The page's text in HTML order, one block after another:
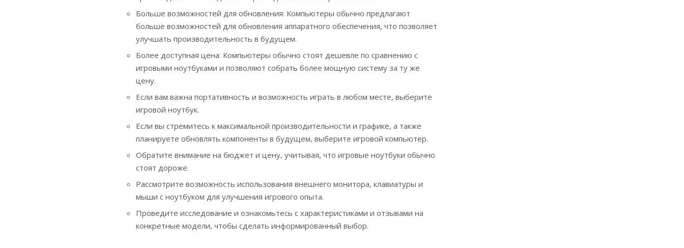
Больше возможностей для обновления: Компьютеры обычно предлагают
больше возможностей для обновления аппаратного обеспечения, что позволяет
улучшать производительность в будущем.
Более доступная цена: Компьютеры обычно стоят дешевле по сравнению с
игровыми ноутбуками и позволяют собрать более мощную систему за ту же
цену.
Если вам важна портативность и возможность играть в любом месте, выберите
игровой ноутбук.
Если вы стремитесь к максимальной производительности и графике, а также
планируете обновлять компоненты в будущем, выберите игровой компьютер.
Обратите внимание на бюджет и цену, учитывая, что игровые ноутбуки обычно
стоят дороже.
Рассмотрите возможность использования внешнего монитора, клавиатуры и
мыши с ноутбуком для улучшения игрового опыта.
Проведите исследование и ознакомьтесь с характеристиками и отзывами на
конкретные модели, чтобы сделать информированный выбор.